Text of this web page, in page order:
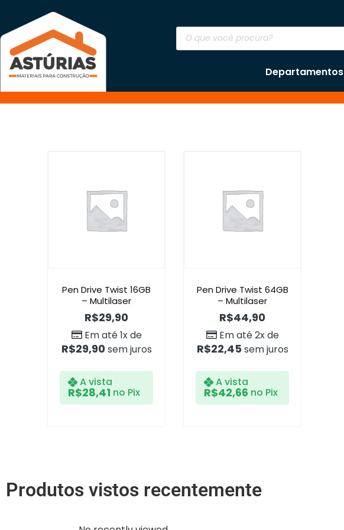
Departamentos
Pen Drive Twist 16GB
– Multilaser
R$29,90
Em até 1x de
R$29,90 sem juros
A vista
R$28,41 no Pix
Pen Drive Twist 64GB
– Multilaser
R$44,90
Em até 2x de
R$22,45 sem juros
A vista
R$42,66 no Pix
Produtos vistos recentemente